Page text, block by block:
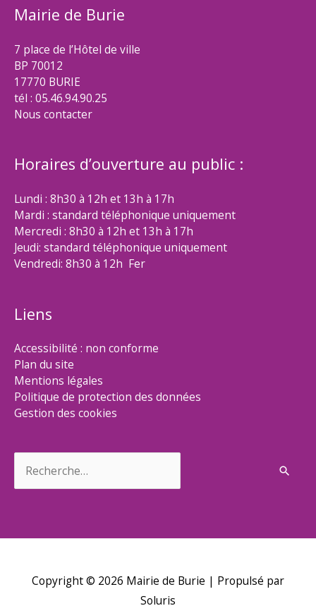
Mairie de Burie
7 place de l’Hôtel de ville
BP 70012
17770 BURIE
tél : 05.46.94.90.25
Nous contacter
Horaires d’ouverture au public :
Lundi : 8h30 à 12h et 13h à 17h
Mardi : standard téléphonique uniquement
Mercredi : 8h30 à 12h et 13h à 17h
Jeudi: standard téléphonique uniquement
Vendredi: 8h30 à 12h Fer
Liens
Accessibilité : non conforme
Plan du site
Mentions légales
Politique de protection des données
Gestion des cookies
Copyright © 2026 Mairie de Burie | Propulsé par
Soluris